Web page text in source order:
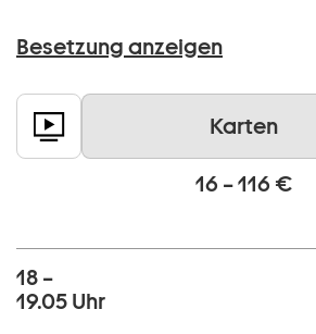
Besetzung anzeigen
Karten
16 – 116 €
18 –
19.05 Uhr